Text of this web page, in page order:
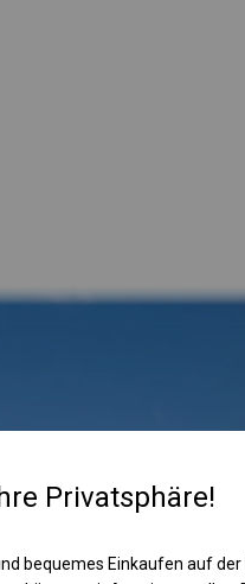
Privatsphäre!
bequemes Einkaufen auf